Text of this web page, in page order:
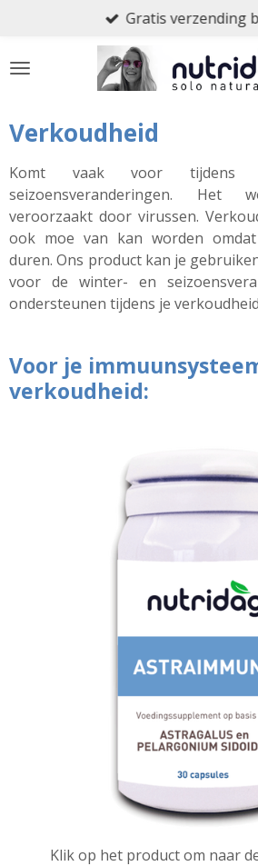
naar
Gratis verzending
Verkoudheid
Komt vaak voor
seizoensveranderingen.
veroorzaakt door virussen.
ook moe van kan worden
duren. Ons product kan je
voor de winter- en
ondersteunen tijdens je
Voor je
verkoudheid:
Klik op het product om naar